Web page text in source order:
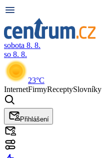
sobota 8. 8.
so 8. 8.
23°C
InternetFirmyReceptySlovníky
Přihlášení